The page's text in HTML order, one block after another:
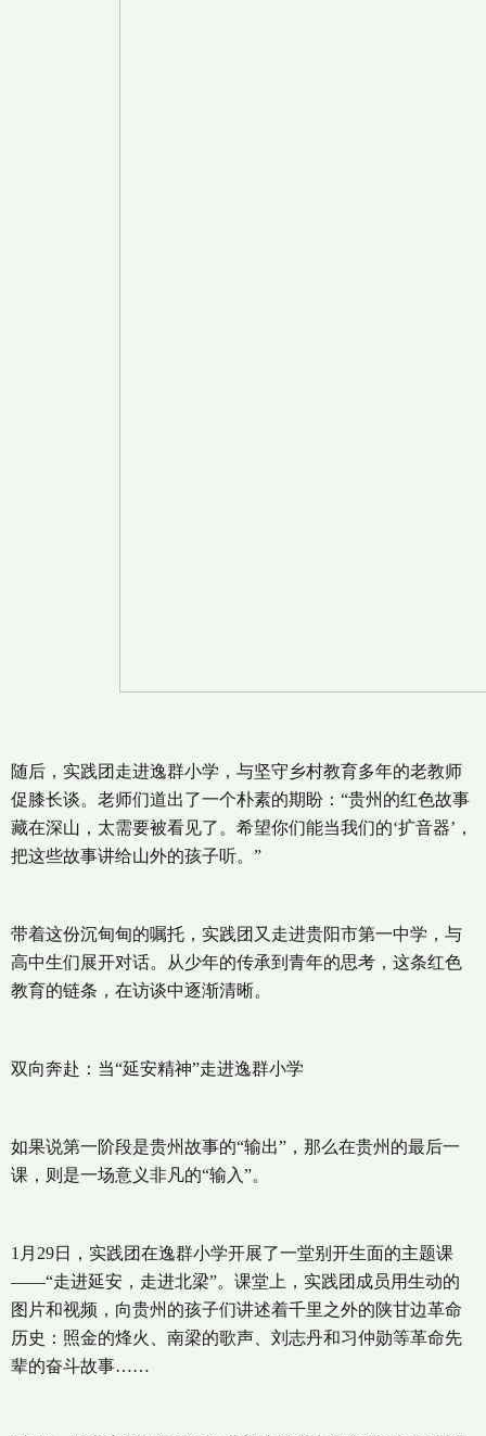
随后，实践团走进逸群小学，与坚守乡村教育多年的老教师
促膝长谈。老师们道出了一个朴素的期盼：“贵州的红色故事
藏在深山，太需要被看见了。希望你们能当我们的‘扩音器’，
把这些故事讲给山外的孩子听。”
带着这份沉甸甸的嘱托，实践团又走进贵阳市第一中学，与
高中生们展开对话。从少年的传承到青年的思考，这条红色
教育的链条，在访谈中逐渐清晰。
双向奔赴：当“延安精神”走进逸群小学
如果说第一阶段是贵州故事的“输出”，那么在贵州的最后一
课，则是一场意义非凡的“输入”。
1月29日，实践团在逸群小学开展了一堂别开生面的主题课
——“走进延安，走进北梁”。课堂上，实践团成员用生动的
图片和视频，向贵州的孩子们讲述着千里之外的陕甘边革命
历史：照金的烽火、南梁的歌声、刘志丹和习仲勋等革命先
辈的奋斗故事……